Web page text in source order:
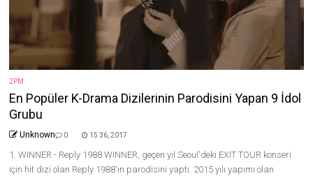
2PM
En Popüler K-Drama Dizilerinin Parodisini Yapan 9 İdol
Grubu
Unknown 0 15 36, 2017
1. WINNER - Reply 1988 WINNER, geçen yıl Seoul'deki EXIT TOUR konseri
için hit dizi olan Reply 1988'ın parodisini yaptı. 2015 yılı yapımı olan